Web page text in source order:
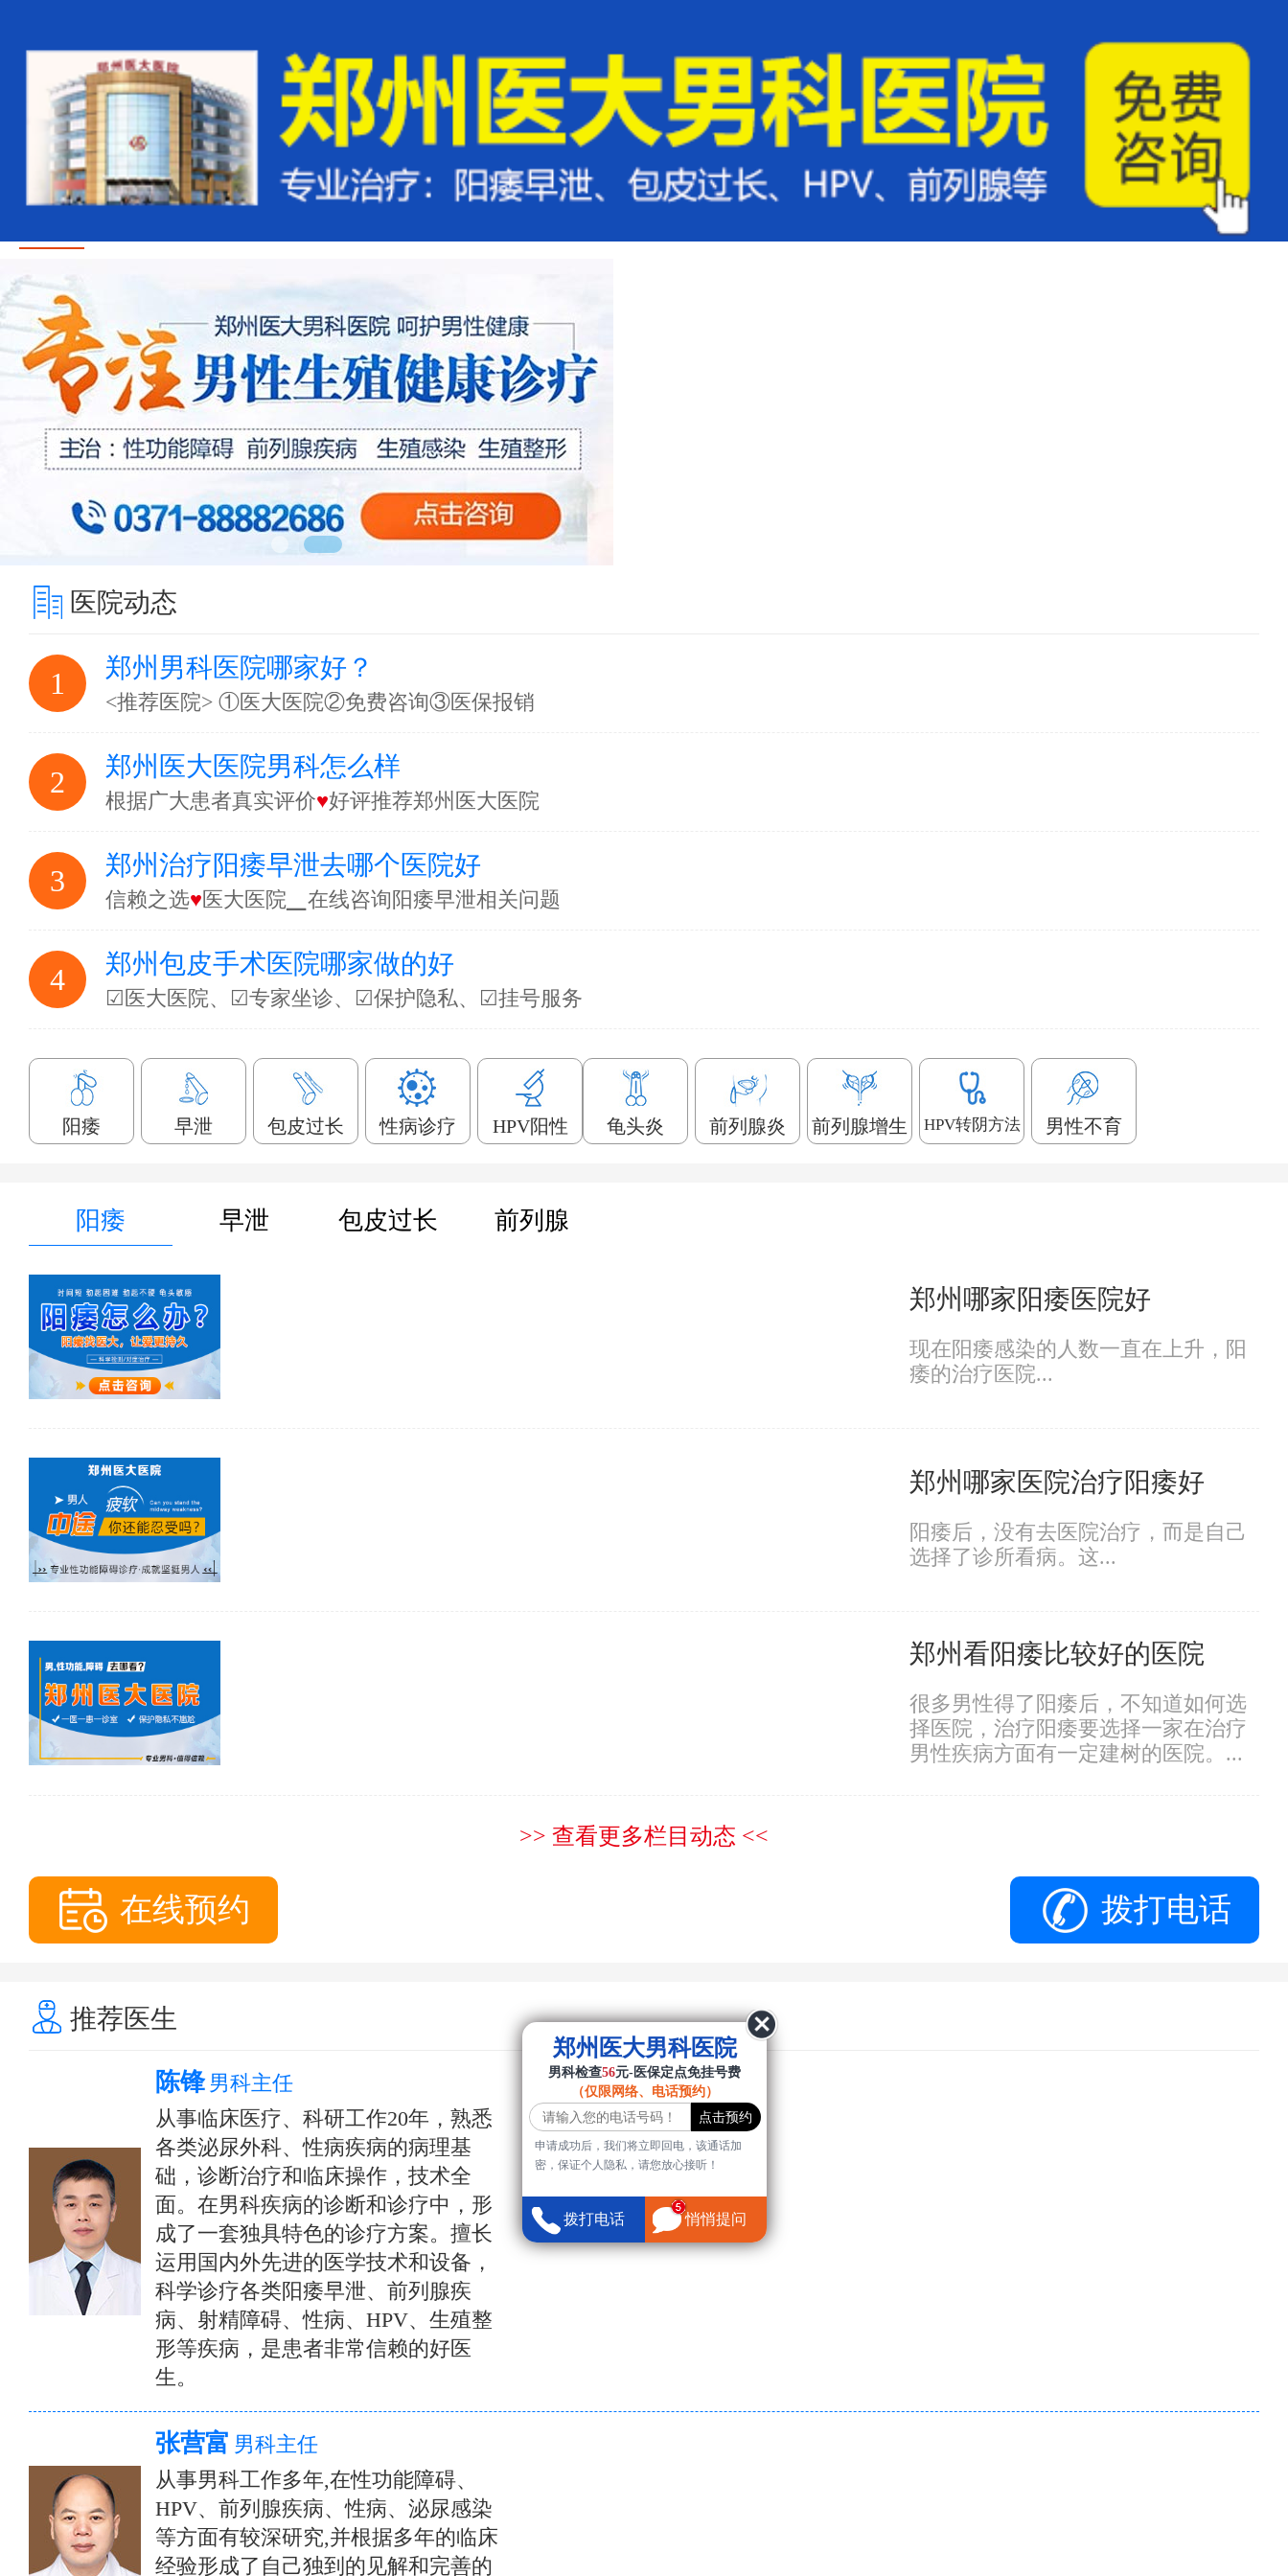
医院动态
1 郑州男科医院哪家好？
<推荐医院> ①医大医院②免费咨询③医保报销
2 郑州医大医院男科怎么样
根据广大患者真实评价♥好评推荐郑州医大医院
3 郑州治疗阳痿早泄去哪个医院好
信赖之选♥医大医院▁在线咨询阳痿早泄相关问题
4 郑州包皮手术医院哪家做的好
☑医大医院、☑专家坐诊、☑保护隐私、☑挂号服务
阳痿 早泄 包皮过长 性病诊疗 HPV阳性 龟头炎 前列腺炎 前列腺增生 HPV转阴方法 男性不育
阳痿 早泄 包皮过长 前列腺
郑州哪家阳痿医院好
现在阳痿感染的人数一直在上升，阳
痿的治疗医院...
郑州哪家医院治疗阳痿好
阳痿后，没有去医院治疗，而是自己
选择了诊所看病。这...
郑州看阳痿比较好的医院
很多男性得了阳痿后，不知道如何选
择医院，治疗阳痿要选择一家在治疗
男性疾病方面有一定建树的医院。...
>> 查看更多栏目动态 <<
在线预约 拨打电话
推荐医生
陈锋 男科主任
从事临床医疗、科研工作20年，熟悉
各类泌尿外科、性病疾病的病理基
础，诊断治疗和临床操作，技术全
面。在男科疾病的诊断和诊疗中，形
成了一套独具特色的诊疗方案。擅长
运用国内外先进的医学技术和设备，
科学诊疗各类阳痿早泄、前列腺疾
病、射精障碍、性病、HPV、生殖整
形等疾病，是患者非常信赖的好医
生。
张营富 男科主任
从事男科工作多年,在性功能障碍、
HPV、前列腺疾病、性病、泌尿感染
等方面有较深研究,并根据多年的临床
经验形成了自己独到的见解和完善的
郑州医大男科医院
男科检查56元-医保定点免挂号费
（仅限网络、电话预约）
申请成功后，我们将立即回电，该通话加
密，保证个人隐私，请您放心接听！
拨打电话 悄悄提问